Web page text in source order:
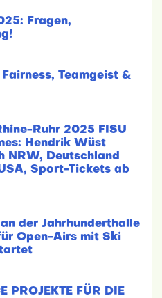
Fragen,
Teamgeist &
Ruhr 2025 FISU
Hendrik Wüst
NRW, Deutschland
Sport-Tickets ab
der Jahrhunderthalle
Open-Airs mit Ski
PROJEKTE FÜR DIE